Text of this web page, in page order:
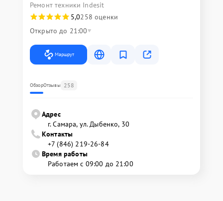
Ремонт техники Indesit
5,0258 оценки
Открыто до 21:00
Маршрут
ОбзорОтзывы 258
Адрес
г. Самара, ул. Дыбенко, 30
Контакты
+7 (846) 219-26-84
Время работы
Работаем с 09:00 до 21:00